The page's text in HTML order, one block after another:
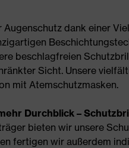
Augenschutz dank einer
beschlagfreien
Sicht. Unsere
mit Atemschutzmasken.
Durchblick –
bieten wir unsere
fertigen wir außerdem